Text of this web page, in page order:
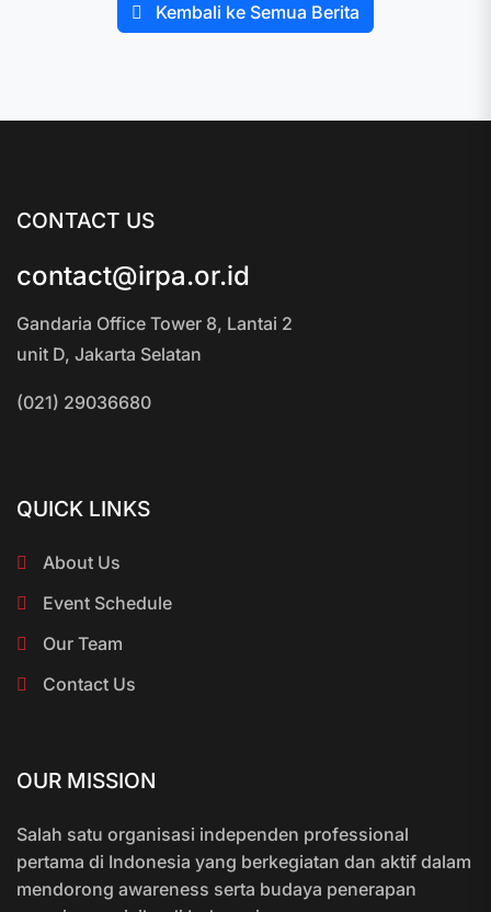
Kembali ke Semua Berita
CONTACT US
contact@irpa.or.id
Gandaria Office Tower 8, Lantai 2
unit D, Jakarta Selatan
(021) 29036680
QUICK LINKS
About Us
Event Schedule
Our Team
Contact Us
OUR MISSION
Salah satu organisasi independen professional
pertama di Indonesia yang berkegiatan dan aktif dalam
mendorong awareness serta budaya penerapan